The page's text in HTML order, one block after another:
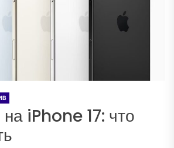
iPhone 17: что